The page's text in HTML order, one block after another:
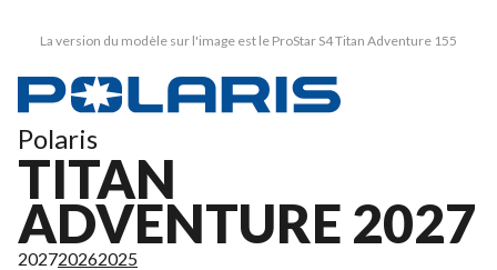
La version du modèle sur l'image est le ProStar S4 Titan Adventure 155
Polaris
TITAN
ADVENTURE 2027
202720262025